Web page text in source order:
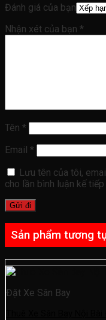
Đánh giá của bạn
Nhận xét của bạn *
Tên *
Email *
Lưu tên của tôi,
cho lần bình luận kế
Sản phẩm tương
Đặt Xe Sân Bay